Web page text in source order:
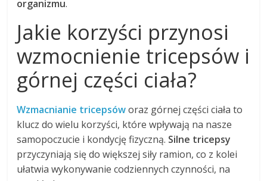
organizmu.
Jakie korzyści przynosi
wzmocnienie tricepsów i
górnej części ciała?
Wzmacnianie tricepsóworaz górnej części ciała to
klucz do wielu korzyści, które wpływają na nasze
samopoczucie i kondycję fizyczną. Silne tricepsy
przyczyniają się do większej siły ramion, co z kolei
ułatwia wykonywanie codziennych czynności, na